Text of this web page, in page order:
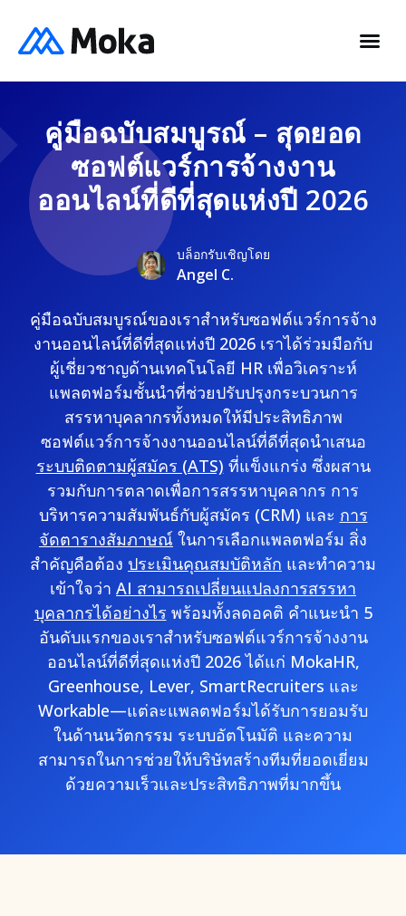
คู่มือฉบับสมบูรณ์ – สุดยอด
ซอฟต์แวร์การจ้างงาน
ออนไลน์ที่ดีที่สุดแห่งปี 2026
บล็อกรับเชิญโดย
Angel C.
คู่มือฉบับสมบูรณ์ของเราสำหรับซอฟต์แวร์การจ้าง
งานออนไลน์ที่ดีที่สุดแห่งปี 2026 เราได้ร่วมมือกับ
ผู้เชี่ยวชาญด้านเทคโนโลยี HR เพื่อวิเคราะห์
แพลตฟอร์มชั้นนำที่ช่วยปรับปรุงกระบวนการ
สรรหาบุคลากรทั้งหมดให้มีประสิทธิภาพ
ซอฟต์แวร์การจ้างงานออนไลน์ที่ดีที่สุดนำเสนอ
ระบบติดตามผู้สมัคร (ATS) ที่แข็งแกร่ง ซึ่งผสาน
รวมกับการตลาดเพื่อการสรรหาบุคลากร การ
บริหารความสัมพันธ์กับผู้สมัคร (CRM) และ การ
จัดตารางสัมภาษณ์ ในการเลือกแพลตฟอร์ม สิ่ง
สำคัญคือต้อง ประเมินคุณสมบัติหลัก และทำความ
เข้าใจว่า AI สามารถเปลี่ยนแปลงการสรรหา
บุคลากรได้อย่างไร พร้อมทั้งลดอคติ คำแนะนำ 5
อันดับแรกของเราสำหรับซอฟต์แวร์การจ้างงาน
ออนไลน์ที่ดีที่สุดแห่งปี 2026 ได้แก่ MokaHR,
Greenhouse, Lever, SmartRecruiters และ
Workable—แต่ละแพลตฟอร์มได้รับการยอมรับ
ในด้านนวัตกรรม ระบบอัตโนมัติ และความ
สามารถในการช่วยให้บริษัทสร้างทีมที่ยอดเยี่ยม
ด้วยความเร็วและประสิทธิภาพที่มากขึ้น